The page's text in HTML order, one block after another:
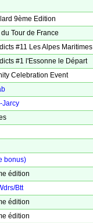
9ème Edition
Tour de France
#11 Les Alpes Maritimes
#1 l'Essonne le Départ
Celebration Event
Jarcy
bonus)
édition
Btt
édition
édition